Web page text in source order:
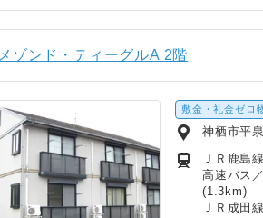
メゾンド・ティーグルA 2階
敷金・礼金ゼロ
神栖市平泉
ＪＲ鹿島
高速バス
(1.3km)
ＪＲ成田